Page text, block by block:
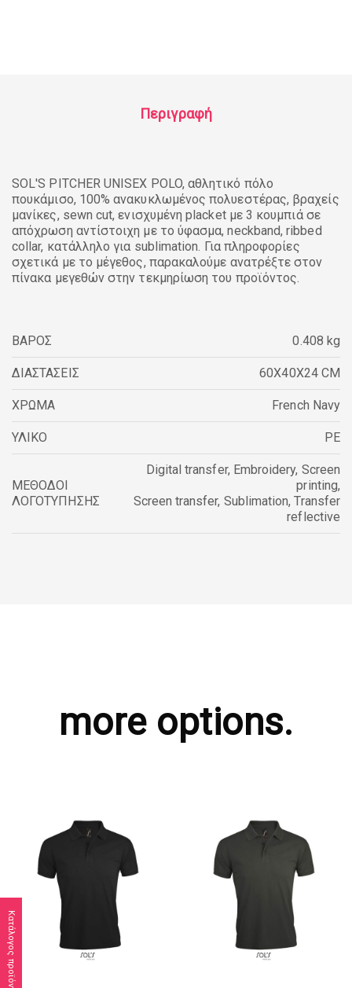
Κατάλογος προϊόντων
Περιγραφή
SOL'S PITCHER UNISEX POLO, αθλητικό πόλο
πουκάμισο, 100% ανακυκλωμένος πολυεστέρας, βραχείς
μανίκες, sewn cut, ενισχυμένη placket με 3 κουμπιά σε
απόχρωση αντίστοιχη με το ύφασμα, neckband, ribbed
collar, κατάλληλο για sublimation. Για πληροφορίες
σχετικά με το μέγεθος, παρακαλούμε ανατρέξτε στον
πίνακα μεγεθών στην τεκμηρίωση του προϊόντος.
ΒΑΡΟΣ 0.408 kg
ΔΙΑΣΤΑΣΕΙΣ 60X40X24 CM
ΧΡΩΜΑ French Navy
ΥΛΙΚΟ PE
ΜΕΘΟΔΟΙ
ΛΟΓΟΤΥΠΗΣΗΣ
Digital transfer, Embroidery, Screen
printing,
Screen transfer, Sublimation,Transfer
reflective
more options.